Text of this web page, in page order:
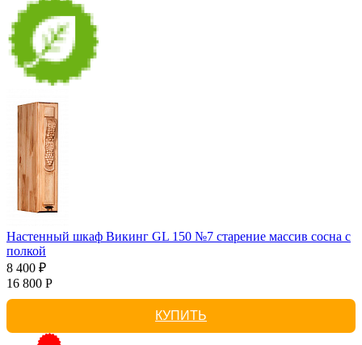
Настенный шкаф Викинг GL 150 №7 старение массив сосна с
полкой
8 400 ₽
16 800 Р
КУПИТЬ